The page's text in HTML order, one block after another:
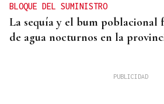
BLOQUE DEL SUMINISTRO
La sequía y el bum poblacional
de agua nocturnos en la